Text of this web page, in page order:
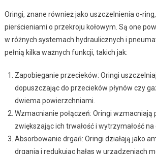
Oringi, znane również jako uszczelnienia o-
pierścieniami o przekroju kołowym. Są one
w różnych systemach hydraulicznych i
pełnią kilka ważnych funkcji, takich jak:
Zapobieganie przecieków: Oringi
dopuszczając do przecieków płynów czy
dwiema powierzchniami.
Wzmacnianie połączeń: Oringi wzmacniają
zwiększając ich trwałość i wytrzymałość na
Absorbowanie drgań: Oringi działają jako
drgania i redukując hałas w urządzeniach